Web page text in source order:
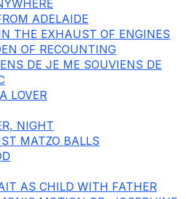
ADELAIDE
THE EXHAUST OF ENGINES
OF RECOUNTING
DE JE ME SOUVIENS DE
LOVER
NIGHT
MATZO BALLS
AS CHILD WITH FATHER